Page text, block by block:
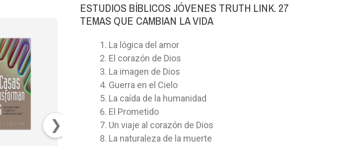
❯
ESTUDIOS BÍBLICOS JÓVENES TRUTH LINK. 27
TEMAS QUE CAMBIAN LA VIDA
La lógica del amor
El corazón de Dios
La imagen de Dios
Guerra en el Cielo
La caída de la humanidad
El Prometido
Un viaje al corazón de Dios
La naturaleza de la muerte